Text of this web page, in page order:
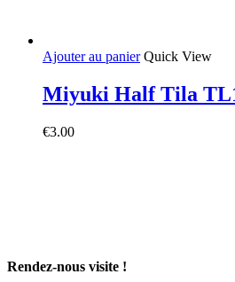
Ajouter au panier Quick View
Miyuki Half Tila
€3.00
Rendez-nous visite !